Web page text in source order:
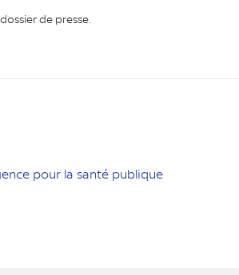
de presse.
pour la santé publique